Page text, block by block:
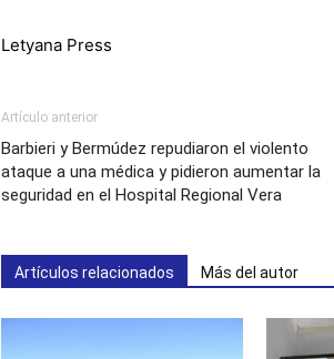
Letyana Press
Artículo anterior
Barbieri y Bermúdez repudiaron el violento
ataque a una médica y pidieron aumentar la
seguridad en el Hospital Regional Vera
Artículos relacionados Más del autor